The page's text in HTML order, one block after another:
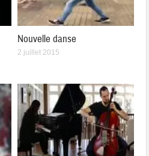
Nouvelle danse
2 juillet 2015